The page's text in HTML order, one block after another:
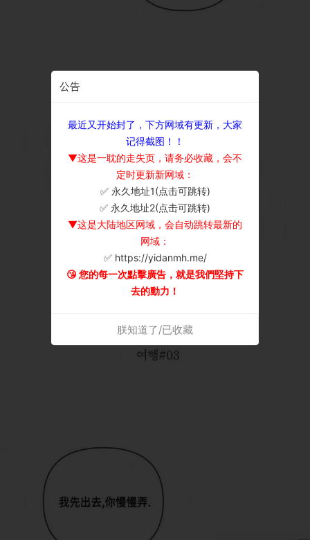
公告
最近又开始封了，下方网域有更新，大家
记得截图！！
▼这是一耽的走失页，请务必收藏，会不
定时更新新网域：
✅ 永久地址1(点击可跳转)
✅ 永久地址2(点击可跳转)
▼这是大陆地区网域，会自动跳转最新的
网域：
✅ https://yidanmh.me/
😘 您的每一次點擊廣告，就是我們堅持下
去的動力！
朕知道了/已收藏